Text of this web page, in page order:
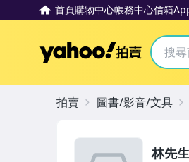
首頁購物中心帳務中心信箱
Yahoo
林先
拍賣 圖書/影音/文具